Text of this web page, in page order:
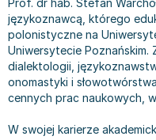
Bajki wiersze
Do kolorowania i
Kontrastowe obrazki
Kreatywne / Aktywizujące
Poznawanie świata
Książki: finanse,
Książki o gospodarce
Inne
Książki o marketingu
Książki o zarządzaniu
Książki: pamiętniki,
Wywiady, wspomnienia -
Komiksy
Komiksy dla dorosłych
Komiksy dla dzieci
Liceum i technikum
Podręczniki do 1 klasy
Podręczniki do 2 klasy
Podręczniki do 3 klasy
Podręczniki do klasy 4
Książki o sportowcach
Książki: Turystyka i
Albumy krajoznawcze
Albumy krajoznawcze -
Albumy krajoznawcze -
Julian Tuwim
Bracia Grimm
Stephen King
Tanya Valko
Lauren Kate
Prof. dr hab. Stefan
językoznawcą, którego
polonistyczne na
Uniwersytecie
dialektologii,
onomastyki i
cennych prac naukowych,
W swojej karierze